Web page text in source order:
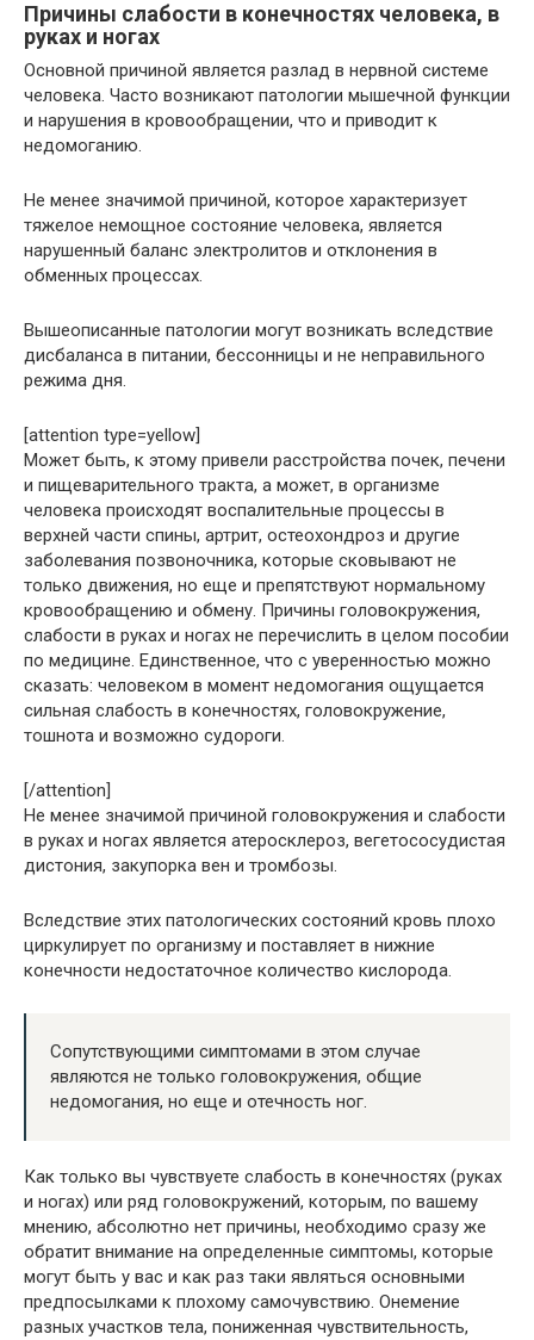
Причины слабости в конечностях человека, в
руках и ногах
Основной причиной является разлад в нервной системе
человека. Часто возникают патологии мышечной функции
и нарушения в кровообращении, что и приводит к
недомоганию.
Не менее значимой причиной, которое характеризует
тяжелое немощное состояние человека, является
нарушенный баланс электролитов и отклонения в
обменных процессах.
Вышеописанные патологии могут возникать вследствие
дисбаланса в питании, бессонницы и не неправильного
режима дня.
[attention type=yellow]
Может быть, к этому привели расстройства почек, печени
и пищеварительного тракта, а может, в организме
человека происходят воспалительные процессы в
верхней части спины, артрит, остеохондроз и другие
заболевания позвоночника, которые сковывают не
только движения, но еще и препятствуют нормальному
кровообращению и обмену. Причины головокружения,
слабости в руках и ногах не перечислить в целом пособии
по медицине. Единственное, что с уверенностью можно
сказать: человеком в момент недомогания ощущается
сильная слабость в конечностях, головокружение,
тошнота и возможно судороги.
[/attention]
Не менее значимой причиной головокружения и слабости
в руках и ногах является атеросклероз, вегетососудистая
дистония, закупорка вен и тромбозы.
Вследствие этих патологических состояний кровь плохо
циркулирует по организму и поставляет в нижние
конечности недостаточное количество кислорода.
Сопутствующими симптомами в этом случае
являются не только головокружения, общие
недомогания, но еще и отечность ног.
Как только вы чувствуете слабость в конечностях (руках
и ногах) или ряд головокружений, которым, по вашему
мнению, абсолютно нет причины, необходимо сразу же
обратит внимание на определенные симптомы, которые
могут быть у вас и как раз таки являться основными
предпосылками к плохому самочувствию. Онемение
разных участков тела, пониженная чувствительность,